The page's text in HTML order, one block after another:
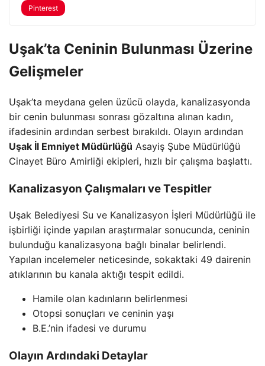
Pinterest
Uşak’ta Ceninin Bulunması Üzerine
Gelişmeler
Uşak’ta meydana gelen üzücü olayda, kanalizasyonda
bir cenin bulunması sonrası gözaltına alınan kadın,
ifadesinin ardından serbest bırakıldı. Olayın ardından
Uşak İl Emniyet Müdürlüğü Asayiş Şube Müdürlüğü
Cinayet Büro Amirliği ekipleri, hızlı bir çalışma başlattı.
Kanalizasyon Çalışmaları ve Tespitler
Uşak Belediyesi Su ve Kanalizasyon İşleri Müdürlüğü ile
işbirliği içinde yapılan araştırmalar sonucunda, ceninin
bulunduğu kanalizasyona bağlı binalar belirlendi.
Yapılan incelemeler neticesinde, sokaktaki 49 dairenin
atıklarının bu kanala aktığı tespit edildi.
Hamile olan kadınların belirlenmesi
Otopsi sonuçları ve ceninin yaşı
B.E.’nin ifadesi ve durumu
Olayın Ardındaki Detaylar